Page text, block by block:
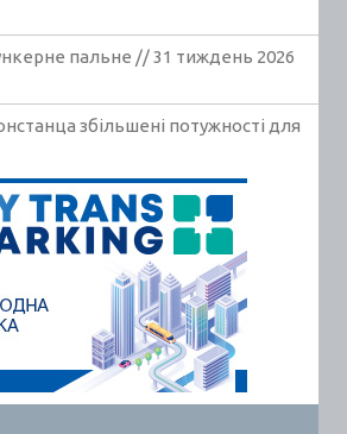
пальне // 31 тиждень 2026
збільшені потужності для